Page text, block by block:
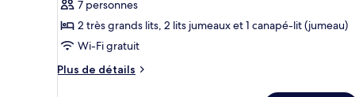
type
de
chambre :
Windor
7 personnes
2 très grands lits, 2 lits jumeaux et 1 canapé-lit (jumeau)
Wi-Fi gratuit
Plus de détails
Plus